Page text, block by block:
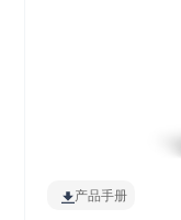
产品手册